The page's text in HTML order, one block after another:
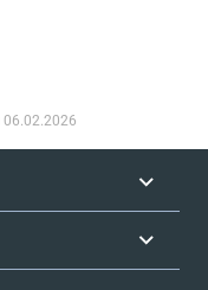
06.02.2026